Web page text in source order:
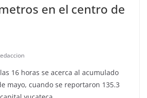
en el centro de
16 horas se acerca al acumulado
mayo, cuando se reportaron 135.3